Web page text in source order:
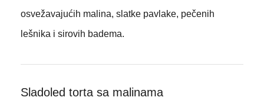
osvežavajućih malina, slatke pavlake, pečenih
lešnika i sirovih badema.
Sladoled torta sa malinama